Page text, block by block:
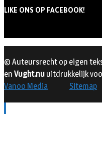
LIKE ONS OP FACEBOOK!
© Auteursrecht op eigen
en Vught.nu uitdrukkelijk
Vanoo Media
Sitemap